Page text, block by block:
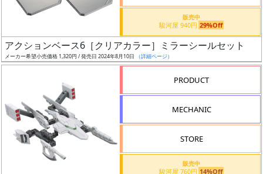
ー
タ
ー
付
販売中
駿河屋 940円 29%Off
アクションベース6［クリアカラー］ミラーシールセット
メーカー希望小売価格 1,320円 / 発売日 2024年8月10日 （詳細ページ）
PRODUCT
MECHANIC
STORE
販売中
駿河屋 760円 14%Off